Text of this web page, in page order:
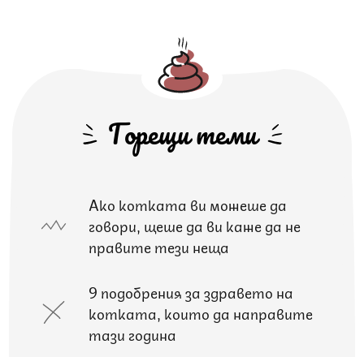
Горещи теми
Ако котката ви можеше да
говори, щеше да ви каже да не
правите тези неща
9 подобрения за здравето на
котката, които да направите
тази година